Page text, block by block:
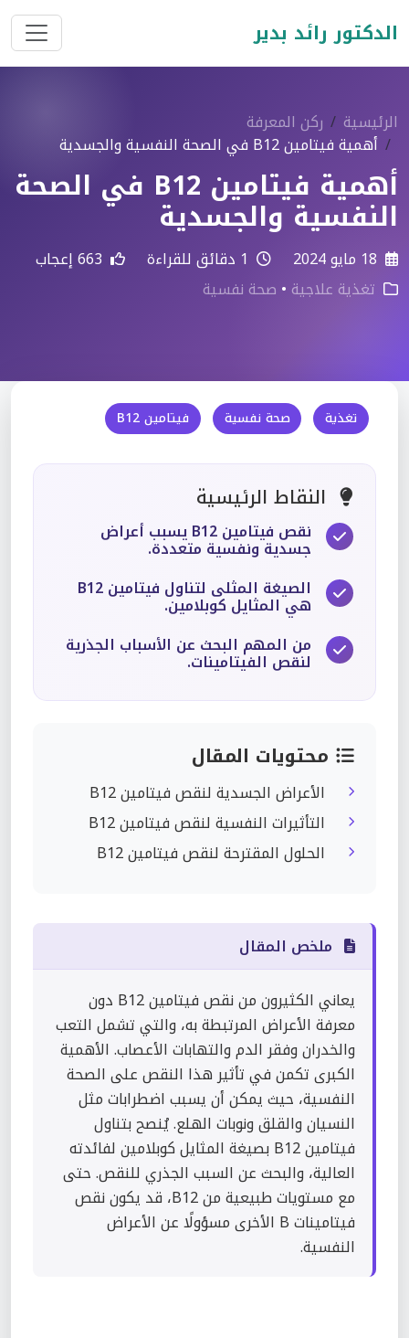
الدكتور رائد بدير
الرئيسية
ركن المعرفة
أهمية فيتامين B12 في الصحة النفسية والجسدية
أهمية فيتامين B12 في الصحة
النفسية والجسدية
تغذية علاجية • صحة نفسية
تغذية صحة نفسية فيتامين B12
النقاط الرئيسية
نقص فيتامين B12 يسبب أعراض
جسدية ونفسية متعددة.
الصيغة المثلى لتناول فيتامين B12
هي المثايل كوبلامين.
من المهم البحث عن الأسباب الجذرية
لنقص الفيتامينات.
محتويات المقال
الأعراض الجسدية لنقص فيتامين B12
التأثيرات النفسية لنقص فيتامين B12
الحلول المقترحة لنقص فيتامين B12
ملخص المقال
يعاني الكثيرون من نقص فيتامين B12 دون
معرفة الأعراض المرتبطة به، والتي تشمل التعب
والخدران وفقر الدم والتهابات الأعصاب. الأهمية
الكبرى تكمن في تأثير هذا النقص على الصحة
النفسية، حيث يمكن أن يسبب اضطرابات مثل
النسيان والقلق ونوبات الهلع. يُنصح بتناول
فيتامين B12 بصيغة المثايل كوبلامين لفائدته
العالية، والبحث عن السبب الجذري للنقص. حتى
مع مستويات طبيعية من B12، قد يكون نقص
فيتامينات B الأخرى مسؤولًا عن الأعراض
النفسية.